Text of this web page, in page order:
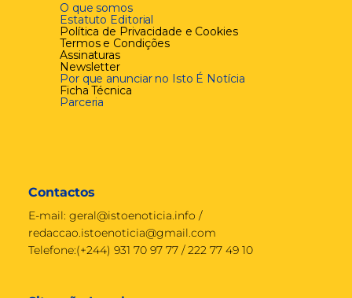
O que somos
Estatuto Editorial
Política de Privacidade e Cookies
Termos e Condições
Assinaturas
Newsletter
Por que anunciar no Isto É Notícia
Ficha Técnica
Parceria
Contactos
E-mail: geral@istoenoticia.info /
redaccao.istoenoticia@gmail.com
Telefone:(+244) 931 70 97 77 / 222 77 49 10